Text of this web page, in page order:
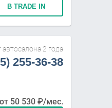
В TRADE IN
автосалона 2 года
255-36-38
от 50 530₽/мес.